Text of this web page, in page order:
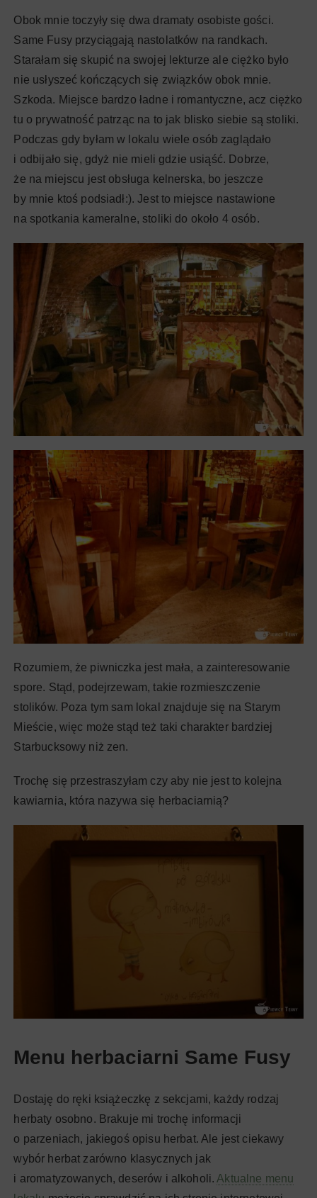
Obok mnie toczyły się dwa dramaty osobiste gości.
Same Fusy przyciągają nastolatków na randkach.
Starałam się skupić na swojej lekturze ale ciężko było
nie usłyszeć kończących się związków obok mnie.
Szkoda. Miejsce bardzo ładne i romantyczne, acz ciężko
tu o prywatność patrząc na to jak blisko siebie są stoliki.
Podczas gdy byłam w lokalu wiele osób zaglądało
i odbijało się, gdyż nie mieli gdzie usiąść. Dobrze,
że na miejscu jest obsługa kelnerska, bo jeszcze
by mnie ktoś podsiadł:). Jest to miejsce nastawione
na spotkania kameralne, stoliki do około 4 osób.
Rozumiem, że piwniczka jest mała, a zainteresowanie
spore. Stąd, podejrzewam, takie rozmieszczenie
stolików. Poza tym sam lokal znajduje się na Starym
Mieście, więc może stąd też taki charakter bardziej
Starbucksowy niż zen.
Trochę się przestraszyłam czy aby nie jest to kolejna
kawiarnia, która nazywa się herbaciarnią?
Menu herbaciarni Same Fusy
Dostaję do ręki książeczkę z sekcjami, każdy rodzaj
herbaty osobno. Brakuje mi trochę informacji
o parzeniach, jakiegoś opisu herbat. Ale jest ciekawy
wybór herbat zarówno klasycznych jak
i aromatyzowanych, deserów i alkoholi. Aktualne menu